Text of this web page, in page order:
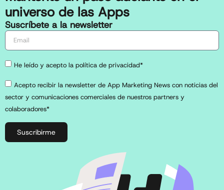
universo de las Apps
Suscríbete a la newsletter
He leído y acepto la política de privacidad*
Acepto recibir la newsletter de App Marketing News con noticias del
sector y comunicaciones comerciales de nuestros partners y
colaboradores*
Suscribirme